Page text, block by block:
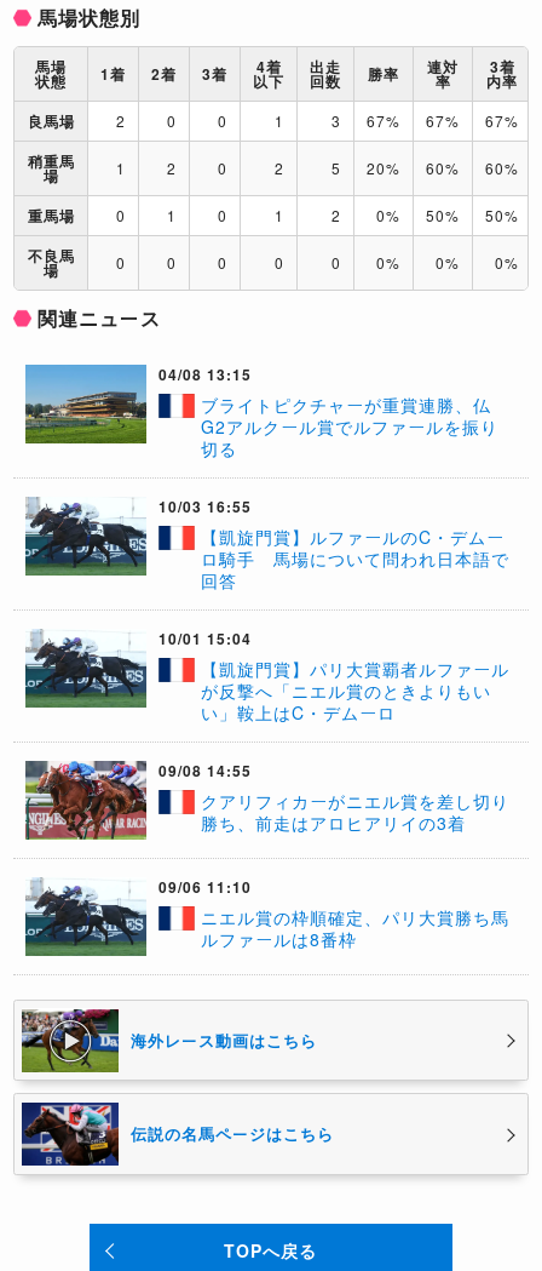
馬場状態別
馬場
状態 1着 2着 3着 4着
以下
出走
回数 勝率 連対
率
3着
内率
良馬場
2 0 0 1 3 67% 67% 67%
稍重馬
場 1 2 0 2 5 20% 60% 60%
重馬場 0 1 0 1 2 0% 50% 50%
不良馬
場 0 0 0 0 0 0% 0% 0%
関連ニュース
04/08 13:15
ブライトピクチャーが重賞連勝、仏
G2アルクール賞でルファールを振り
切る
10/03 16:55
【凱旋門賞】ルファールのC・デムー
ロ騎手 馬場について問われ日本語で
回答
10/01 15:04
【凱旋門賞】パリ大賞覇者ルファール
が反撃へ「ニエル賞のときよりもい
い」鞍上はC・デムーロ
09/08 14:55
​クアリフィカーがニエル賞を差し切り
勝ち、前走はアロヒアリイの3着
09/06 11:10
ニエル賞の枠順確定、パリ大賞勝ち馬
ルファールは8番枠
海外レース動画はこちら
伝説の名馬ページはこちら
TOPへ戻る